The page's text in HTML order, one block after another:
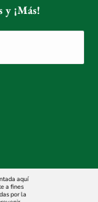
y ¡Más!
aquí
a fines
por la